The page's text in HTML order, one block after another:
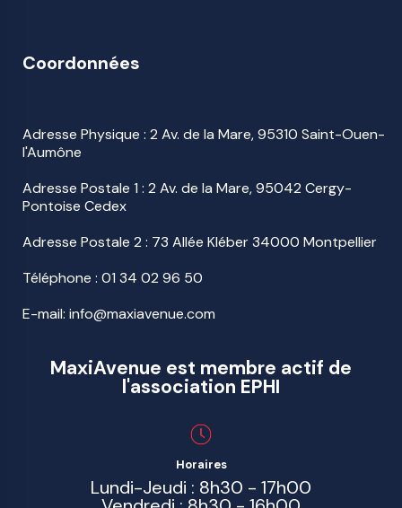
Coordonnées
Adresse Physique : 2 Av. de la Mare, 95310 Saint-Ouen-
l'Aumône
Adresse Postale 1 : 2 Av. de la Mare, 95042 Cergy-
Pontoise Cedex
Adresse Postale 2 : 73 Allée Kléber 34000 Montpellier
Téléphone : 01 34 02 96 50
E-mail: info@maxiavenue.com
MaxiAvenue est membre actif de
l'association EPHI
Horaires
Lundi-Jeudi : 8h30 - 17h00